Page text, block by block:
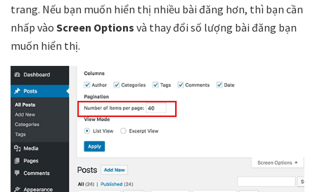
trang. Nếu bạn muốn hiển thị nhiều bài đăng hơn, thì bạn cần
nhấp vào Screen Options và thay đổi số lượng bài đăng bạn
muốn hiển thị.